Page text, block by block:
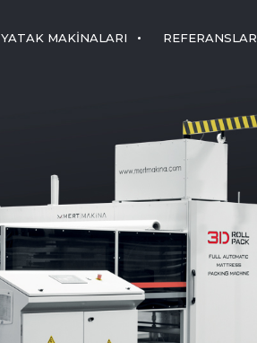
YATAK MAKINALARI REFERANSLAR